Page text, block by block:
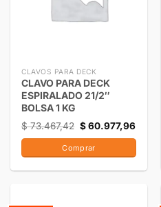
CLAVOS PARA DECK
CLAVO PARA DECK
ESPIRALADO 21/2″
BOLSA 1 KG
$73.467,42 $60.977,96
Comprar